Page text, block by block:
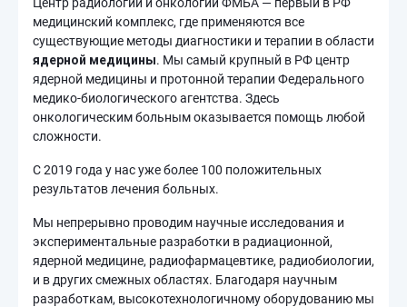
медицинский комплекс, где применяются все
существующие методы диагностики и терапии в области
ядерной медицины. Мы самый крупный в РФ центр
ядерной медицины и протонной терапии Федерального
медико-биологического агентства. Здесь
онкологическим больным оказывается помощь любой
сложности.
С 2019 года у нас уже более 100 положительных
результатов лечения больных.
Мы непрерывно проводим научные исследования и
экспериментальные разработки в радиационной,
ядерной медицине, радиофармацевтике, радиобиологии,
и в других смежных областях. Благодаря научным
разработкам, высокотехнологичному оборудованию мы